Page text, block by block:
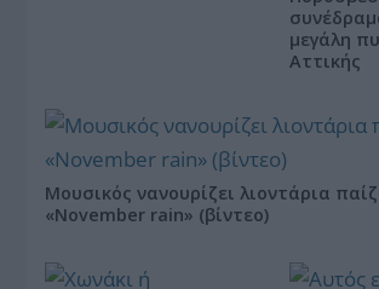
μεγάλη
Αττικής
Μουσικός νανουρίζει λιοντάρια
«November rain» (βίντεο)